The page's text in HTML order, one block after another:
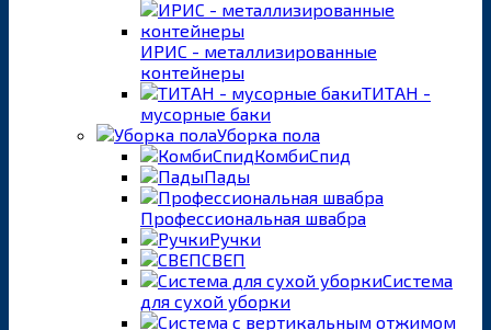
ИРИС - металлизированные
контейнеры
ТИТАН -
мусорные баки
Уборка пола
КомбиСпид
Пады
Профессиональная швабра
Ручки
СВЕП
Система
для сухой уборки